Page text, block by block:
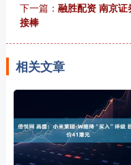
下一篇： 融胜配资 南京
接棒
相关文章